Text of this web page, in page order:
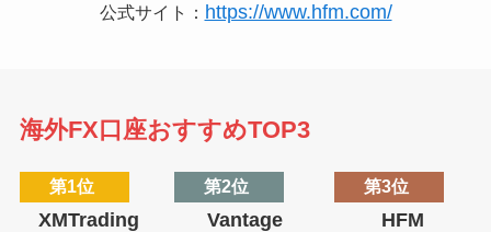
公式サイト： https://www.hfm.com/
海外FX口座おすすめTOP3
第1位
XMTrading
第2位
Vantage
第3位
HFM